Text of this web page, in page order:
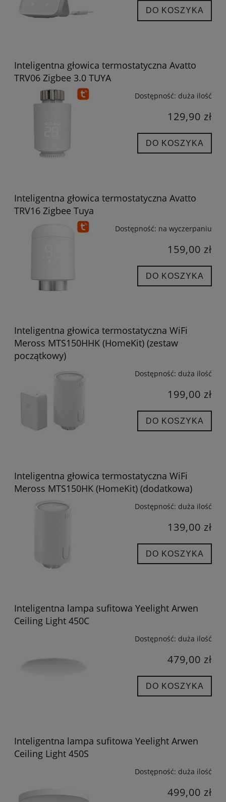
DO KOSZYKA
Inteligentna głowica termostatyczna Avatto
TRV06 Zigbee 3.0 TUYA
Dostępność: duża ilość
129,90 zł
DO KOSZYKA
Inteligentna głowica termostatyczna Avatto
TRV16 Zigbee Tuya
Dostępność: na wyczerpaniu
159,00 zł
DO KOSZYKA
Inteligentna głowica termostatyczna WiFi
Meross MTS150HHK (HomeKit) (zestaw
początkowy)
Dostępność: duża ilość
199,00 zł
DO KOSZYKA
Inteligentna głowica termostatyczna WiFi
Meross MTS150HK (HomeKit) (dodatkowa)
Dostępność: duża ilość
139,00 zł
DO KOSZYKA
Inteligentna lampa sufitowa Yeelight Arwen
Ceiling Light 450C
Dostępność: duża ilość
479,00 zł
DO KOSZYKA
Inteligentna lampa sufitowa Yeelight Arwen
Ceiling Light 450S
Dostępność: duża ilość
499,00 zł